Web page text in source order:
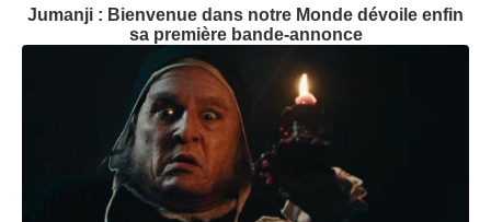
Jumanji : Bienvenue dans notre Monde dévoile enfin
sa première bande-annonce